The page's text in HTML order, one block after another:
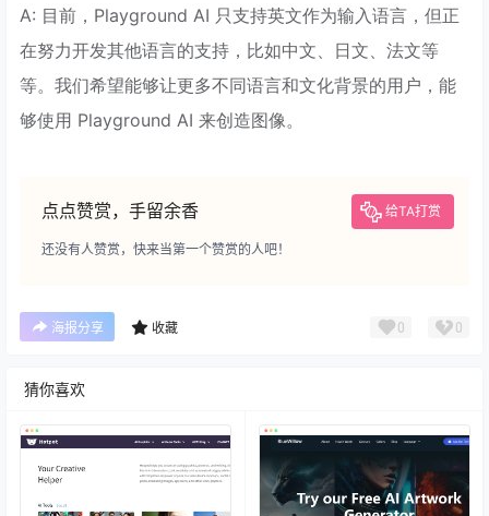
A: 目前，Playground AI 只支持英文作为输入语言，但正
在努力开发其他语言的支持，比如中文、日文、法文等
等。我们希望能够让更多不同语言和文化背景的用户，能
够使用 Playground AI 来创造图像。
点点赞赏，手留余香 给TA打赏
还没有人赞赏，快来当第一个赞赏的人吧！
海报分享 收藏 0 0
猜你喜欢